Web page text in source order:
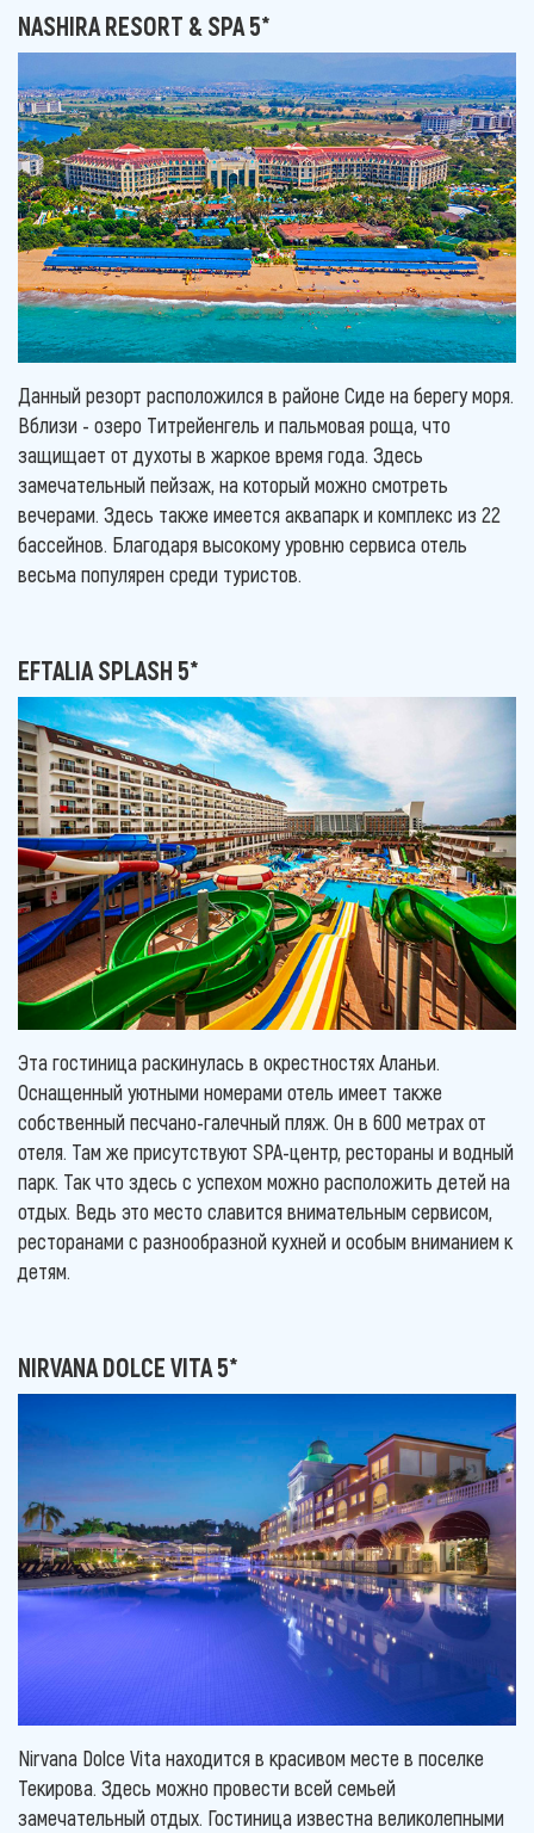
NASHIRA RESORT & SPA 5*
Данный резорт расположился в районе Сиде на берегу моря.
Вблизи - озеро Титрейенгель и пальмовая роща, что
защищает от духоты в жаркое время года. Здесь
замечательный пейзаж, на который можно смотреть
вечерами. Здесь также имеется аквапарк и комплекс из 22
бассейнов. Благодаря высокому уровню сервиса отель
весьма популярен среди туристов.
EFTALIA SPLASH 5*
Эта гостиница раскинулась в окрестностях Аланьи.
Оснащенный уютными номерами отель имеет также
собственный песчано-галечный пляж. Он в 600 метрах от
отеля. Там же присутствуют SPA-центр, рестораны и водный
парк. Так что здесь с успехом можно расположить детей на
отдых. Ведь это место славится внимательным сервисом,
ресторанами с разнообразной кухней и особым вниманием к
детям.
NIRVANA DOLCE VITA 5*
Nirvana Dolce Vita находится в красивом месте в поселке
Текирова. Здесь можно провести всей семьей
замечательный отдых. Гостиница известна великолепными